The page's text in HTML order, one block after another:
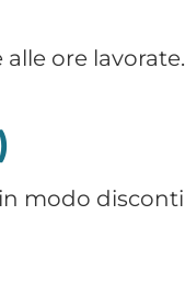
sanzioni e
conformità